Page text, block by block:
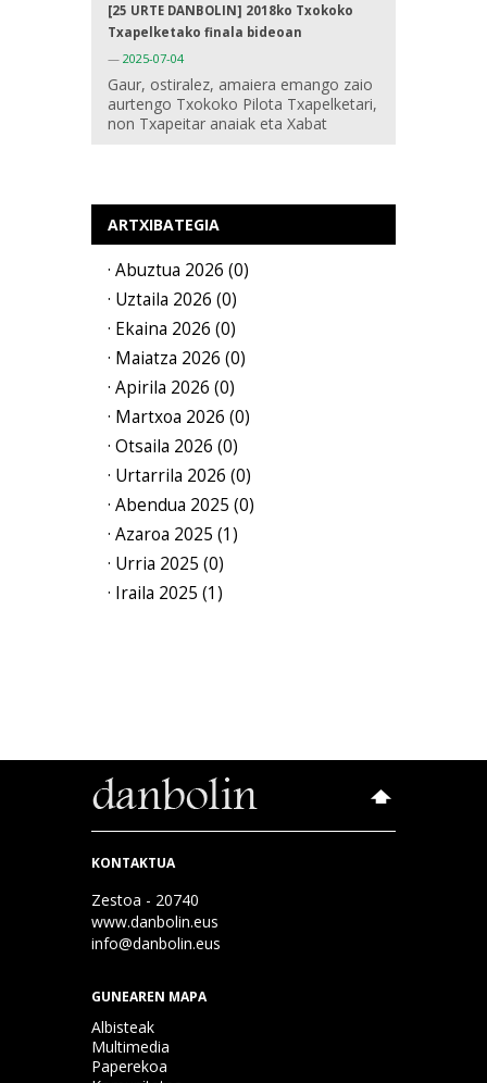
[25 URTE DANBOLIN] 2018ko Txokoko
Txapelketako finala bideoan
— 2025-07-04
Gaur, ostiralez, amaiera emango zaio
aurtengo Txokoko Pilota Txapelketari,
non Txapeitar anaiak eta Xabat
ARTXIBATEGIA
· Abuztua 2026 (0)
· Uztaila 2026 (0)
· Ekaina 2026 (0)
· Maiatza 2026 (0)
· Apirila 2026 (0)
· Martxoa 2026 (0)
· Otsaila 2026 (0)
· Urtarrila 2026 (0)
· Abendua 2025 (0)
· Azaroa 2025 (1)
· Urria 2025 (0)
· Iraila 2025 (1)
KONTAKTUA
Zestoa - 20740
www.danbolin.eus
info@danbolin.eus
GUNEAREN MAPA
Albisteak
Multimedia
Paperekoa